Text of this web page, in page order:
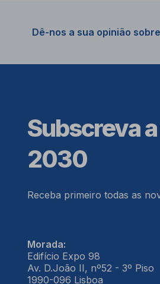
Dê-nos a sua opinião
Subscreva
2030
Receba primeiro todas as
Morada:
Edifício Expo 98
Av. D.João II, nº52 - 3º Piso
1990-096 Lisboa